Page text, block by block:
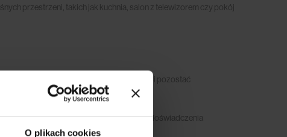
O plikach cookies
przestrzeni, takich jak kuchnia, salon z telewizorem czy pokój
stworzyć środowisko, które pomoże Ci pozostać
które byłyby korzystne?”. Z doświadczenia